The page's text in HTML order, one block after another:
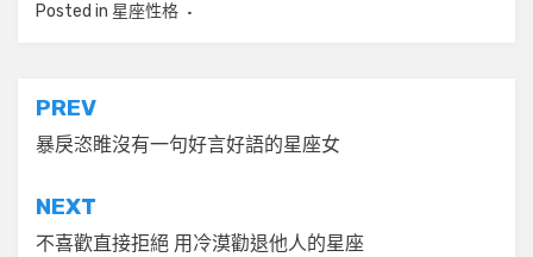
Posted in 星座性格
文
章
導
覽
PREV
暴戾恣睢沒有一句好言好語的星座女
NEXT
不喜歡直接拒絕 用冷漠勸退他人的星座